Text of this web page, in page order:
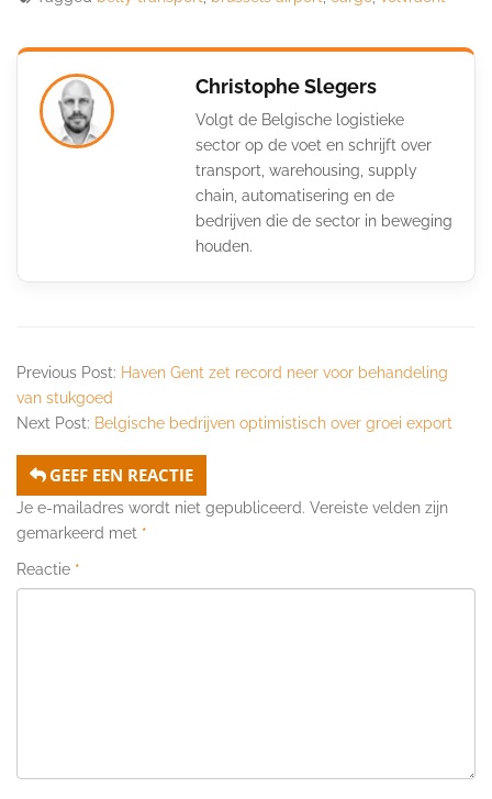
Christophe Slegers
Volgt de Belgische logistieke
sector op de voet en schrijft over
transport, warehousing, supply
chain, automatisering en de
bedrijven die de sector in beweging
houden.
Previous Post: Haven Gent zet record neer voor behandeling
van stukgoed
Next Post: Belgische bedrijven optimistisch over groei export
GEEF EEN REACTIE
Je e-mailadres wordt niet gepubliceerd. Vereiste velden zijn
gemarkeerd met *
Reactie *